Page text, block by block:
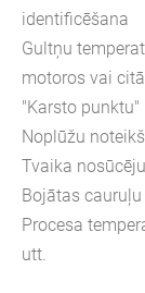
identificēšana
Gultņu
motoros vai
"Karsto
Noplūžu
Tvaika
Bojātas
Procesa
utt.